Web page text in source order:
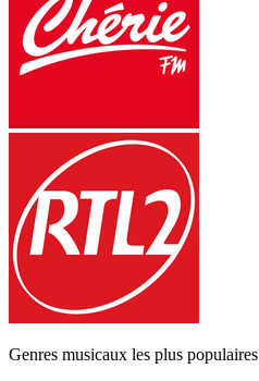
Genres musicaux les plus populaires